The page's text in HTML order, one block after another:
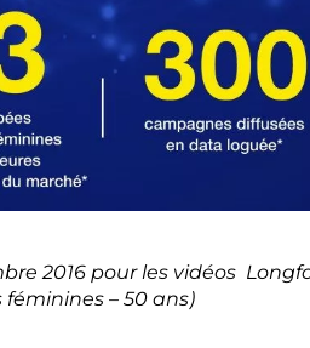
2016 pour les vidéos
– 50 ans)